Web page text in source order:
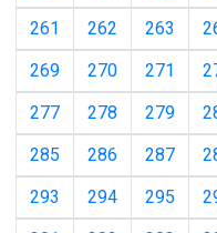
261
262 263
269
270 271
277
278 279
285
286 287
293
294 295